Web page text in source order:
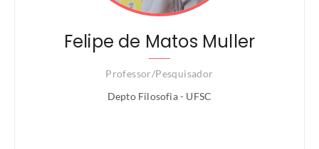
Felipe de Matos Muller
Professor/Pesquisador
Depto Filosofia - UFSC